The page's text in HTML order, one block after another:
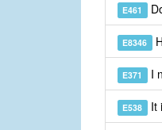
E461
E8346
E371 I
E538 It